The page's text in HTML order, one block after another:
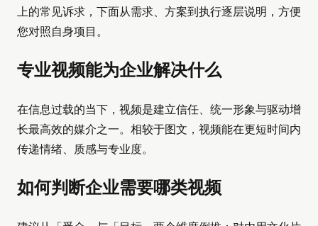
上的常见诉求，下面从需求、方案到执行逐层说明，方便
您对照自身项目。
专业视频能为企业解决什么
在信息过载的当下，视频是建立信任、统一形象与驱动增
长最高效的媒介之一。相较于图文，视频能在更短时间内
传递情绪、质感与专业度。
如何判断企业需要哪类视频